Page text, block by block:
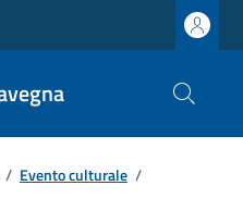
/ Evento culturale /